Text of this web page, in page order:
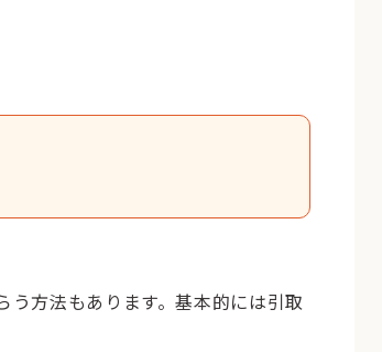
方法もあります。基本的には引取